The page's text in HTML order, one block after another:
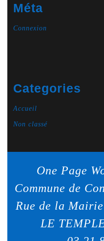
Méta
Connexion
Categories
Accueil
Non classé
One Page
Commune de
Rue de la
LE